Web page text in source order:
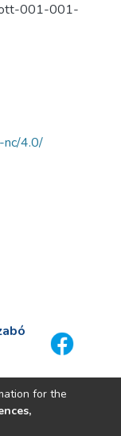
001-001-
nc/4.0/
for the